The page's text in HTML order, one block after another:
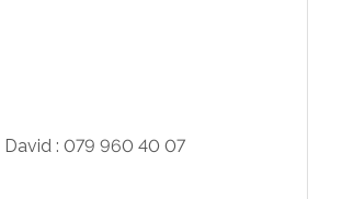
David : 079 960 40 07